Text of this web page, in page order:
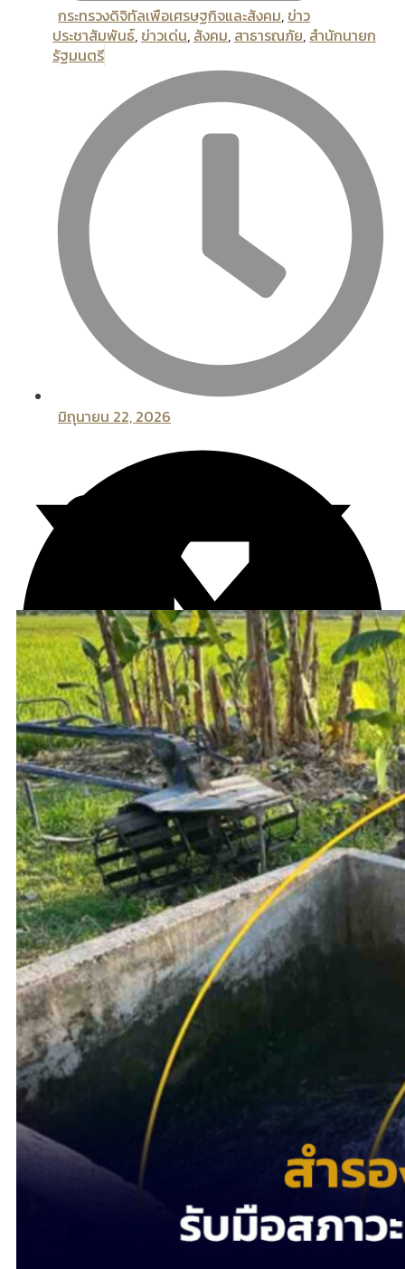
กระทรวงดิจิทัลเพือเศรษฐกิจและสังคม, ข่าว
ประชาสัมพันธ์, ข่าวเด่น, สังคม, สาธารณภัย, สํานักนายก
รัฐมนตรี
มิถุนายน 22, 2026